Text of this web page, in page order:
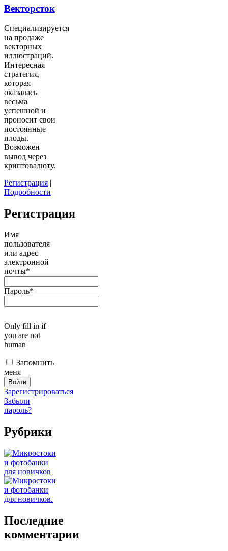
Векторсток
Специализируется
на продаже
векторных
иллюстраций.
Интересная
стратегия,
которая
оказалась
весьма
успешной и
проносит свои
постоянные
плоды.
Возможен
вывод через
криптовалюту.
Регистрация |
Подробности
Регистрация
Имя
пользователя
или адрес
электронной
почты*
Пароль*
Only fill in if
you are not
human
Запомнить
меня
Зарегистрироваться
Забыли
пароль?
Рубрики
Последние
комментарии